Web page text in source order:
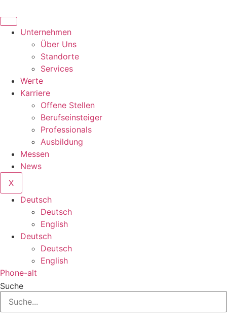
Unternehmen
Über Uns
Standorte
Services
Werte
Karriere
Offene Stellen
Berufseinsteiger
Professionals
Ausbildung
Messen
News
X
Deutsch
Deutsch
English
Deutsch
Deutsch
English
Phone-alt
Suche